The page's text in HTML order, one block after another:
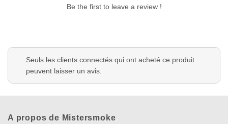
Be the first to leave a review !
Seuls les clients connectés qui ont acheté ce produit
peuvent laisser un avis.
A propos de Mistersmoke